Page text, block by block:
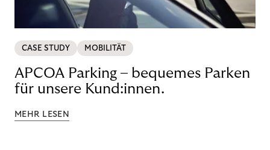
CASE STUDY MOBILITÄT
APCOA Parking – bequemes Parken
für unsere Kund:innen.
MEHR LESEN